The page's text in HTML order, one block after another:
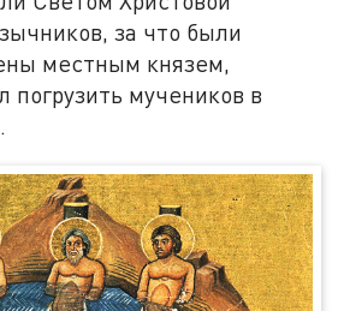
за что были
местным князем,
погрузить мучеников в